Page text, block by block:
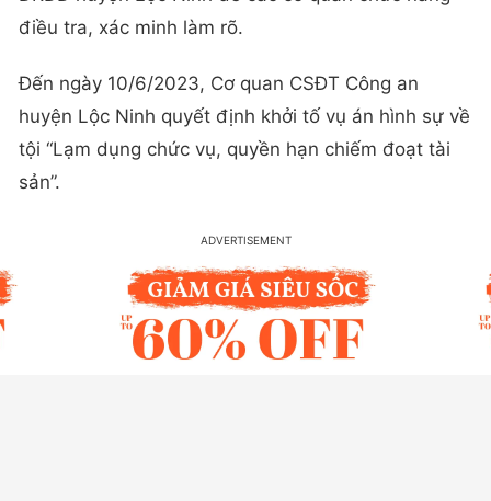
điều tra, xác minh làm rõ.
Đến ngày 10/6/2023, Cơ quan CSĐT Công an
huyện Lộc Ninh quyết định khởi tố vụ án hình sự về
tội “Lạm dụng chức vụ, quyền hạn chiếm đoạt tài
sản”.